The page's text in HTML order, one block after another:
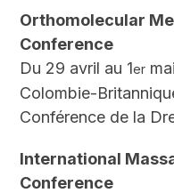
Orthomolecular
Conference
Du 29 avril au 1er
Colombie-
Conférence de la
International
Conference